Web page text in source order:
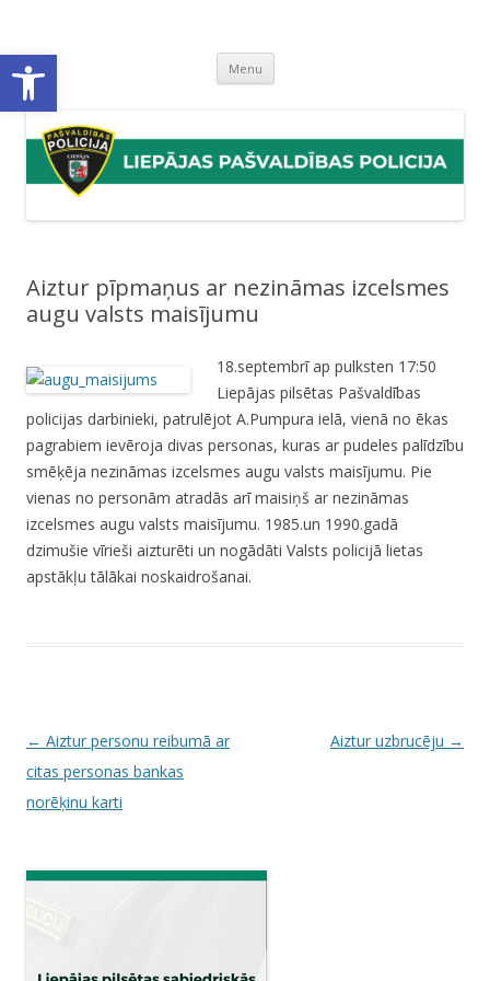
Open toolbar Menu Skip
content
Aiztur pīpmaņus ar nezināmas izcelsmes
augu valsts maisījumu
18.septembrī ap pulksten 17:50
Liepājas pilsētas Pašvaldības
policijas darbinieki, patrulējot A.Pumpura ielā, vienā no ēkas
pagrabiem ievēroja divas personas, kuras ar pudeles palīdzību
smēķēja nezināmas izcelsmes augu valsts maisījumu. Pie
vienas no personām atradās arī maisiņš ar nezināmas
izcelsmes augu valsts maisījumu. 1985.un 1990.gadā
dzimušie vīrieši aizturēti un nogādāti Valsts policijā lietas
apstākļu tālākai noskaidrošanai.
P
o
s
← Aiztur personu reibumā ar
citas personas bankas
norēķinu karti
Aiztur uzbrucēju →